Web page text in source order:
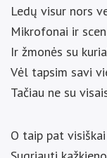
Ledų visur nors
Mikrofonai ir
Ir žmonės su
Vėl tapsim savi
Tačiau ne su
O taip pat